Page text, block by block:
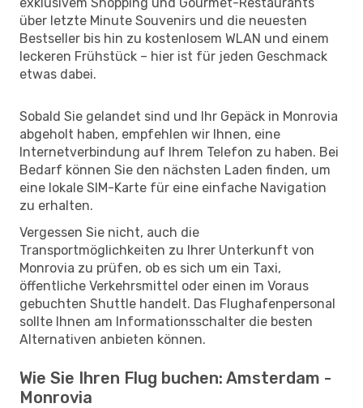
über letzte Minute Souvenirs und die neuesten
Bestseller bis hin zu kostenlosem WLAN und einem
leckeren Frühstück – hier ist für jeden Geschmack
etwas dabei.
Sobald Sie gelandet sind und Ihr Gepäck in Monrovia
abgeholt haben, empfehlen wir Ihnen, eine
Internetverbindung auf Ihrem Telefon zu haben. Bei
Bedarf können Sie den nächsten Laden finden, um
eine lokale SIM-Karte für eine einfache Navigation
zu erhalten.
Vergessen Sie nicht, auch die
Transportmöglichkeiten zu Ihrer Unterkunft von
Monrovia zu prüfen, ob es sich um ein Taxi,
öffentliche Verkehrsmittel oder einen im Voraus
gebuchten Shuttle handelt. Das Flughafenpersonal
sollte Ihnen am Informationsschalter die besten
Alternativen anbieten können.
Wie Sie Ihren Flug buchen: Amsterdam -
Monrovia